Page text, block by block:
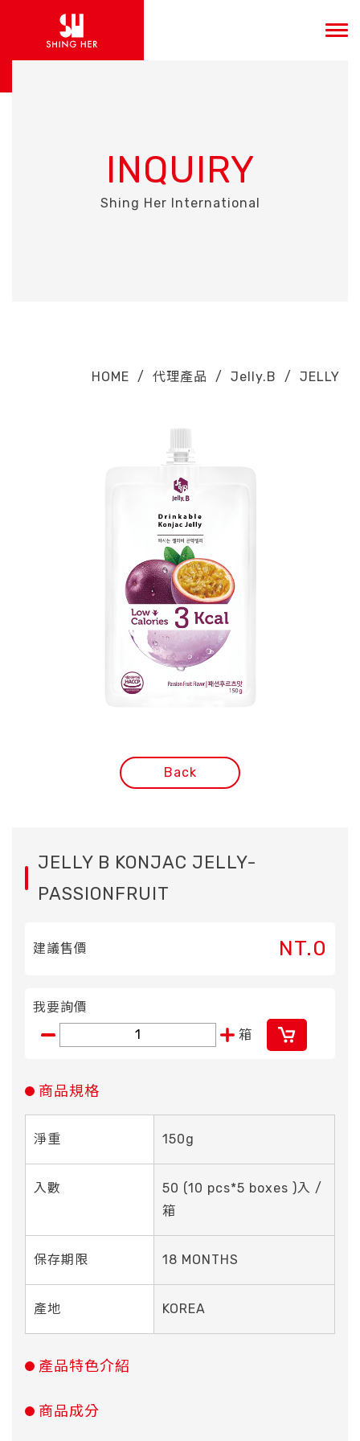
INQUIRY
Shing Her International
HOME / 代理產品 / Jelly.B / JELLY
Back
JELLY B KONJAC JELLY-
PASSIONFRUIT
建議售價 NT.0
我要詢價
箱
商品規格
淨重 150g
入數
50 (10 pcs*5 boxes )入 /
箱
保存期限 18 MONTHS
產地 KOREA
產品特色介紹
商品成分